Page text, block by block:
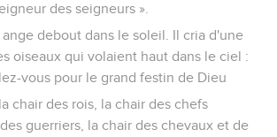
des seigneurs ».
debout dans le soleil. Il cria d'une
oiseaux qui volaient haut dans le ciel :
vous pour le grand festin de Dieu
chair des rois, la chair des chefs
guerriers, la chair des chevaux et de